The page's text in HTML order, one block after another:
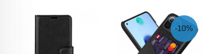
-10%